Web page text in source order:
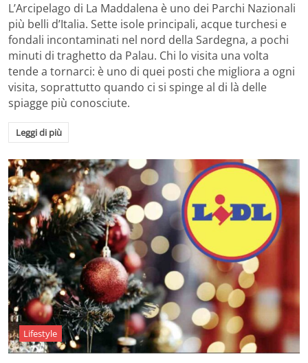
L’Arcipelago di La Maddalena è uno dei Parchi Nazionali
più belli d’Italia. Sette isole principali, acque turchesi e
fondali incontaminati nel nord della Sardegna, a pochi
minuti di traghetto da Palau. Chi lo visita una volta
tende a tornarci: è uno di quei posti che migliora a ogni
visita, soprattutto quando ci si spinge al di là delle
spiagge più conosciute.
Leggi di più
Lifestyle